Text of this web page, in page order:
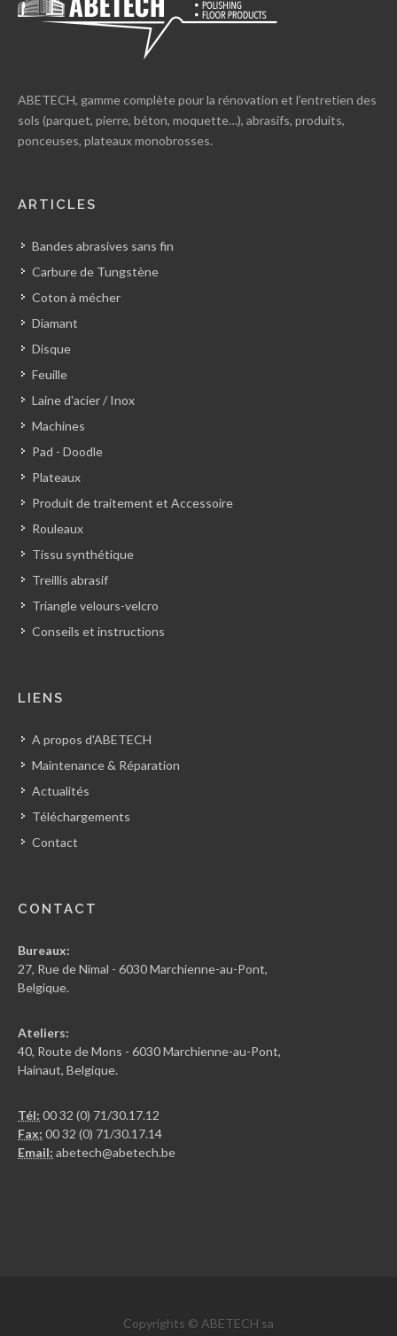
ABETECH, gamme complète pour la rénovation et l’entretien des
sols (parquet, pierre, béton, moquette…), abrasifs, produits,
ponceuses, plateaux monobrosses.
ARTICLES
Bandes abrasives sans fin
Carbure de Tungstène
Coton à mécher
Diamant
Disque
Feuille
Laine d'acier / Inox
Machines
Pad - Doodle
Plateaux
Produit de traitement et Accessoire
Rouleaux
Tissu synthétique
Treillis abrasif
Triangle velours-velcro
Conseils et instructions
LIENS
A propos d'ABETECH
Maintenance & Réparation
Actualités
Téléchargements
Contact
CONTACT
Bureaux:
27, Rue de Nimal - 6030 Marchienne-au-Pont,
Belgique.
Ateliers:
40, Route de Mons - 6030 Marchienne-au-Pont,
Hainaut, Belgique.
Tél: 00 32 (0) 71/30.17.12
Fax: 00 32 (0) 71/30.17.14
Email: abetech@abetech.be
Copyrights © ABETECH sa